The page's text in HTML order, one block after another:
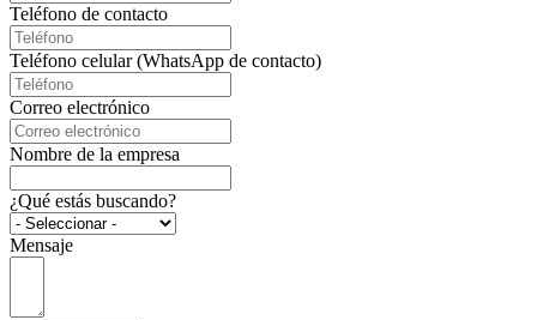
Teléfono de contacto
Teléfono celular (WhatsApp de contacto)
Correo electrónico
Nombre de la empresa
¿Qué estás buscando?
Mensaje